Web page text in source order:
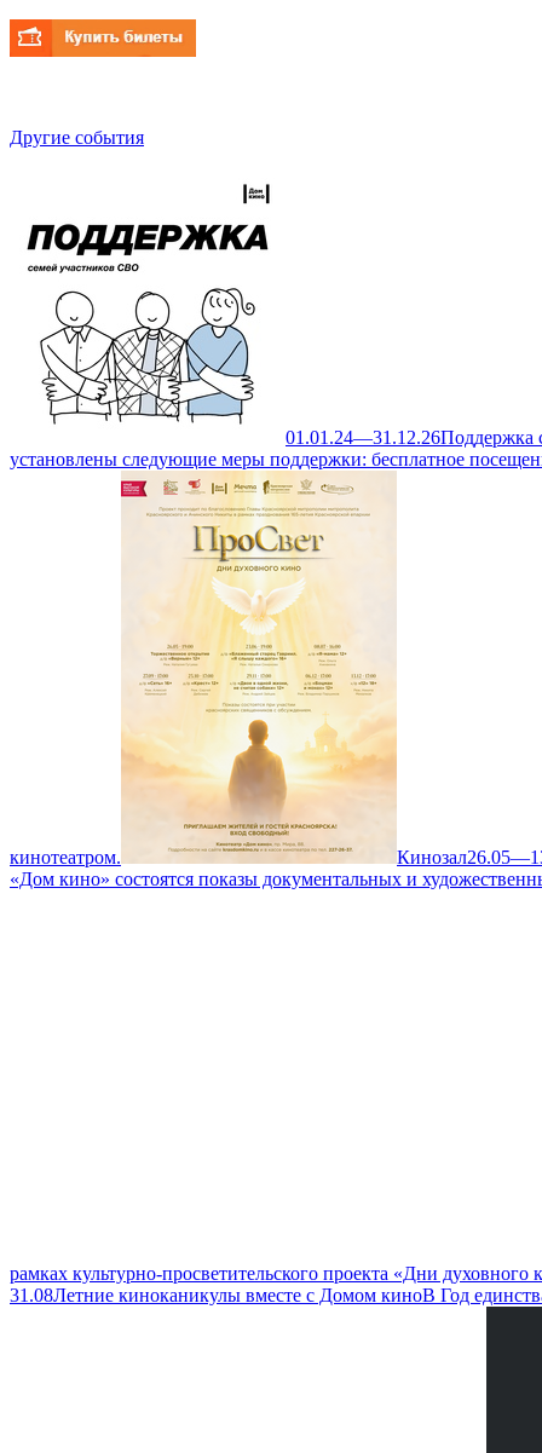
Другие события
01.01.24—31.12.26Поддержка
установлены следующие меры поддержки: бесплатное
кинотеатром. Кинозал
«Дом кино» состоятся показы документальных и
рамках культурно-просветительского проекта «Дни
31.08Летние киноканикулы вместе с Домом киноВ Год